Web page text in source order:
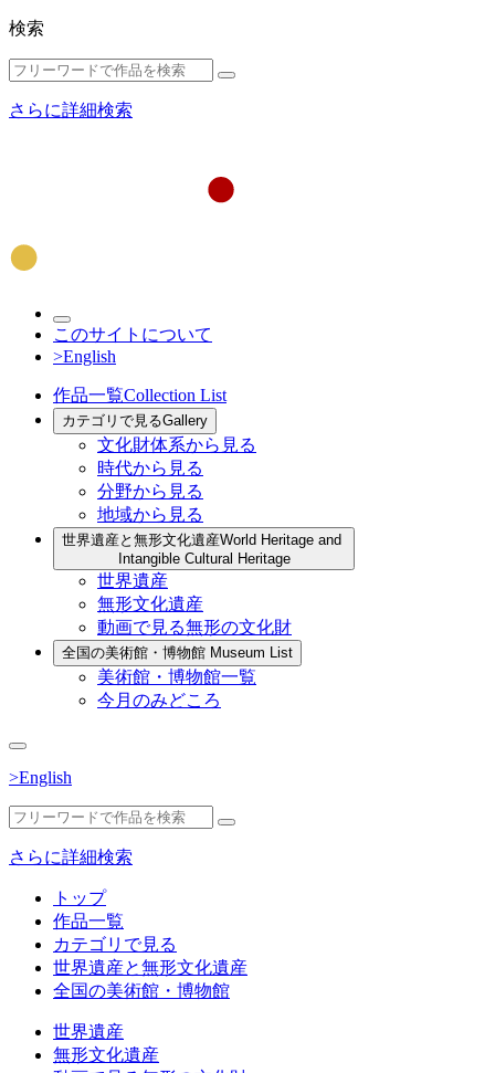
検索
さらに詳細検索
このサイトについて
>English
作品一覧Collection List
カテゴリで見るGallery
文化財体系から見る
時代から見る
分野から見る
地域から見る
世界遺産と無形文化遺産World Heritage and
Intangible Cultural Heritage
世界遺産
無形文化遺産
動画で見る無形の文化財
全国の美術館・博物館 Museum List
美術館・博物館一覧
今月のみどころ
>English
さらに詳細検索
トップ
作品一覧
カテゴリで見る
世界遺産と無形文化遺産
全国の美術館・博物館
世界遺産
無形文化遺産